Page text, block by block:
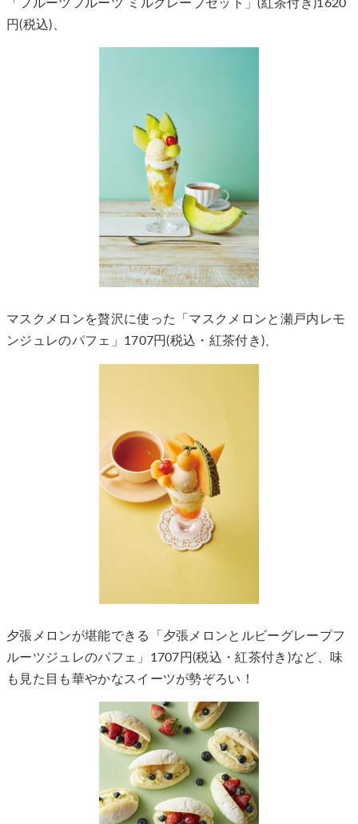
「フルーツフルーツ ミルクレープセット」(紅茶付き)1620
円(税込)、
マスクメロンを贅沢に使った「マスクメロンと瀬戸内レモ
ンジュレのパフェ」1707円(税込・紅茶付き)、
夕張メロンが堪能できる「夕張メロンとルビーグレープフ
ルーツジュレのパフェ」1707円(税込・紅茶付き)など、味
も見た目も華やかなスイーツが勢ぞろい！